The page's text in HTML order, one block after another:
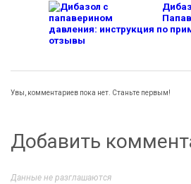
давления: инструкция по
отзывы
Увы, комментариев пока нет. Станьте первым!
Добавить
Данные не разглашаются